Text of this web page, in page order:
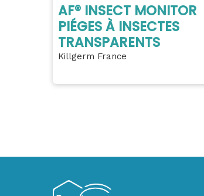
AF® INSECT MONITOR
PIÉGES À INSECTES
TRANSPARENTS
Killgerm France